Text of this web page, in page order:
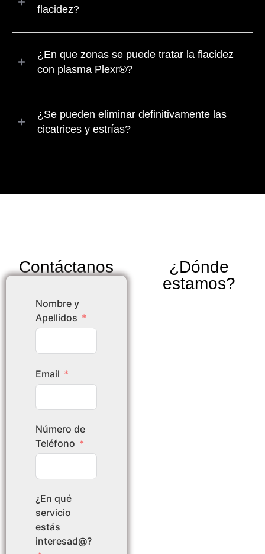
flacidez?
¿En que zonas se puede tratar la flacidez
con plasma Plexr®?
¿Se pueden eliminar definitivamente las
cicatrices y estrías?
Contáctanos
Nombre y
Apellidos
Email
Número de
Teléfono
¿En qué
servicio
estás
interesad@?
¿Dónde
estamos?